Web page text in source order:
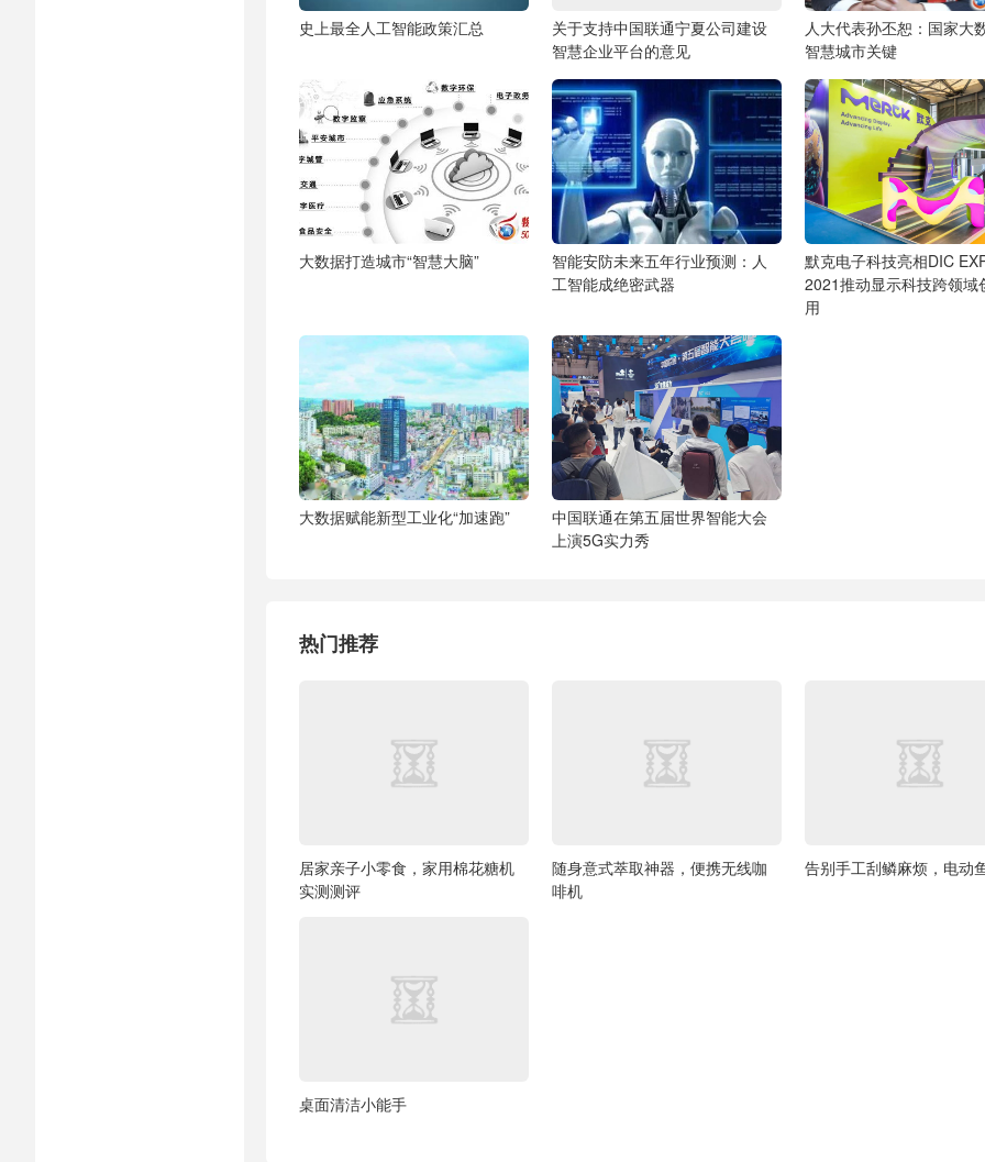
史上最全人工智能政策汇总
关于支持中国联通宁夏公司建设
智慧企业平台的意见
人大代表孙丕恕：国家大
智慧城市关键
大数据打造城市“智慧大脑”
智能安防未来五年行业预测：人
工智能成绝密武器
默克电子科技亮相DIC
2021推动显示科技跨领域
用
大数据赋能新型工业化“加速跑”
中国联通在第五届世界智能大会
上演5G实力秀
热门推荐
居家亲子小零食，家用棉花糖机
实测测评
随身意式萃取神器，便携无线咖
啡机
告别手工刮鳞麻烦，电动
桌面清洁小能手